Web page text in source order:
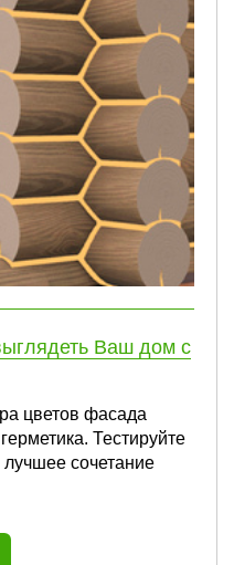
Ваш дом с
цветов фасада
Тестируйте
сочетание